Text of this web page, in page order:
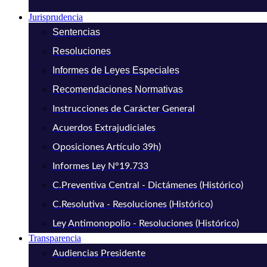
Jurisprudencia
Sentencias
Resoluciones
Informes de Leyes Especiales
Recomendaciones Normativas
Instrucciones de Carácter General
Acuerdos Extrajudiciales
Oposiciones Artículo 39h)
Informes Ley N°19.733
C.Preventiva Central - Dictámenes (Histórico)
C.Resolutiva - Resoluciones (Histórico)
Ley Antimonopolio - Resoluciones (Histórico)
Transparencia
Audiencias Presidente